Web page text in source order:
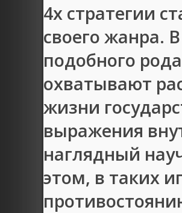
4х стратегии
своего жанра.
подобного
охватывают
жизни
выражения
наглядный
этом, в таких